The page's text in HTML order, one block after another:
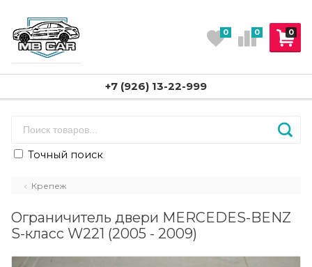
0
0 0
+7 (926) 13-22-999
Точный поиск
Крепеж
Ограничитель двери MERCEDES-BENZ
S-класс W221 (2005 - 2009)